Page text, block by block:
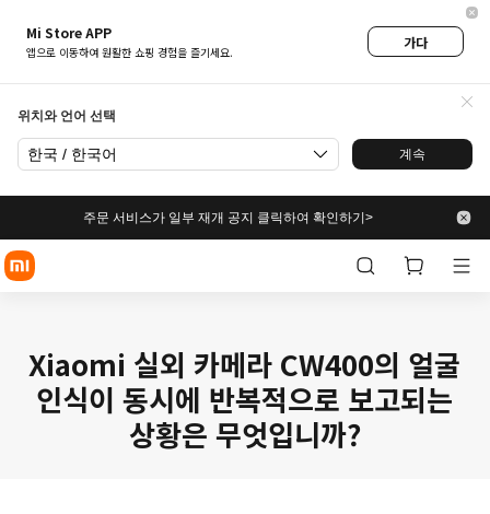
Mi Store APP
앱으로 이동하여 원활한 쇼핑 경험을 즐기세요.
가다
위치와 언어 선택
한국 / 한국어 계속
주문 서비스가 일부 재개 공지 클릭하여 확인하기>
Xiaomi 실외 카메라 CW400의 얼굴
인식이 동시에 반복적으로 보고되는
상황은 무엇입니까?